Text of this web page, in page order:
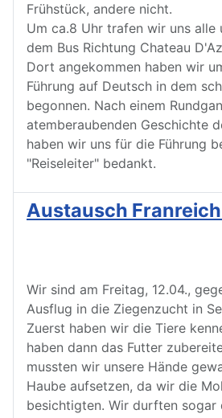
Frühstück, andere nicht.
Um ca.8 Uhr trafen wir uns alle
dem Bus Richtung Chateau
Dort angekommen haben wir
Führung auf Deutsch in dem
begonnen. Nach einem
atemberaubenden Geschichte
haben wir uns für die Führung
"Reiseleiter" bedankt.
Austausch
Wir sind am Freitag, 12.04.,
Ausflug in die Ziegenzucht in
Zuerst haben wir die Tiere
haben dann das Futter
mussten wir unsere Hände
Haube aufsetzen, da wir die
besichtigten. Wir durften sogar